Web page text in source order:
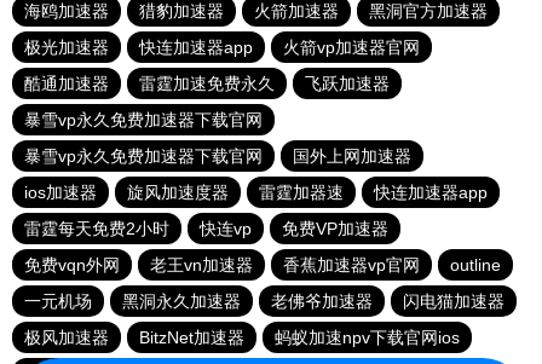
海鸥加速器
猎豹加速器 火箭加速器
黑洞官方加速器
极光加速器
快连加速器app
火箭vp加速器官网
酷通加速器
雷霆加速免费永久
飞跃加速器
暴雪vp永久免费加速器下载官网
暴雪vp永久免费加速器下载官网
国外上网加速器
ios加速器
旋风加速度器 雷霆加器速
快连加速器app
雷霆每天免费2小时
快连vp
免费VP加速器
免费vqn外网
老王vn加速器 香蕉加速器vp官网
outline
一元机场
黑洞永久加速器 老佛爷加速器
闪电猫加速器
极风加速器
BitzNet加速器 蚂蚁加速npv下载官网ios